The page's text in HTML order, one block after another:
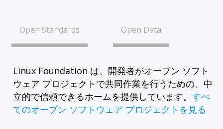
Open Standards Open Data
Linux Foundation は、開発者がオープン ソフト
ウェア プロジェクトで共同作業を行うための、中
立的で信頼できるホームを提供しています。 すべ
てのオープン ソフトウェア プロジェクトを見る